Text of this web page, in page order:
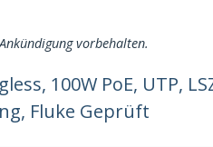
vorbehalten.
100W PoE, UTP,
Fluke Geprüft